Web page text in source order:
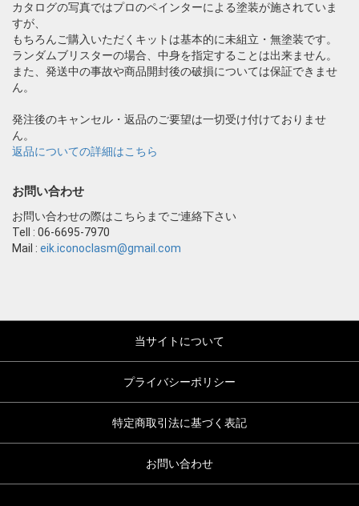
カタログの写真ではプロのペインターによる塗装が施されていま
すが、
もちろんご購入いただくキットは基本的に未組立・無塗装です。
ランダムブリスターの場合、中身を指定することは出来ません。
また、発送中の事故や商品開封後の破損については保証できませ
ん。
発注後のキャンセル・返品のご要望は一切受け付けておりませ
ん。
返品についての詳細はこちら
お問い合わせ
お問い合わせの際はこちらまでご連絡下さい
Tell : 06-6695-7970
Mail : eik.iconoclasm@gmail.com
当サイトについて
プライバシーポリシー
特定商取引法に基づく表記
お問い合わせ